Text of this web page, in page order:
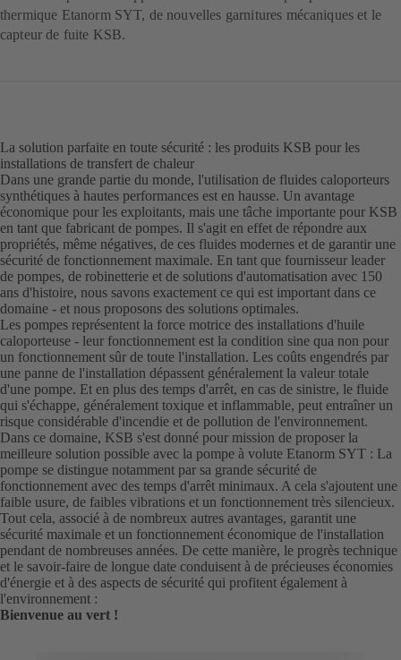
thermique Etanorm SYT, de nouvelles garnitures mécaniques et le
capteur de fuite KSB.
La solution parfaite en toute sécurité : les produits KSB pour les
installations de transfert de chaleur
Dans une grande partie du monde, l'utilisation de fluides caloporteurs
synthétiques à hautes performances est en hausse. Un avantage
économique pour les exploitants, mais une tâche importante pour KSB
en tant que fabricant de pompes. Il s'agit en effet de répondre aux
propriétés, même négatives, de ces fluides modernes et de garantir une
sécurité de fonctionnement maximale. En tant que fournisseur leader
de pompes, de robinetterie et de solutions d'automatisation avec 150
ans d'histoire, nous savons exactement ce qui est important dans ce
domaine - et nous proposons des solutions optimales.
Les pompes représentent la force motrice des installations d'huile
caloporteuse - leur fonctionnement est la condition sine qua non pour
un fonctionnement sûr de toute l'installation. Les coûts engendrés par
une panne de l'installation dépassent généralement la valeur totale
d'une pompe. Et en plus des temps d'arrêt, en cas de sinistre, le fluide
qui s'échappe, généralement toxique et inflammable, peut entraîner un
risque considérable d'incendie et de pollution de l'environnement.
Dans ce domaine, KSB s'est donné pour mission de proposer la
meilleure solution possible avec la pompe à volute Etanorm SYT : La
pompe se distingue notamment par sa grande sécurité de
fonctionnement avec des temps d'arrêt minimaux. A cela s'ajoutent une
faible usure, de faibles vibrations et un fonctionnement très silencieux.
Tout cela, associé à de nombreux autres avantages, garantit une
sécurité maximale et un fonctionnement économique de l'installation
pendant de nombreuses années. De cette manière, le progrès technique
et le savoir-faire de longue date conduisent à de précieuses économies
d'énergie et à des aspects de sécurité qui profitent également à
l'environnement :
Bienvenue au vert !